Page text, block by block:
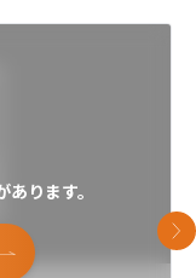
ります。
次